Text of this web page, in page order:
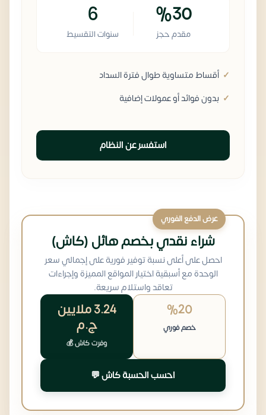
%30
مقدم حجز
6
سنوات التقسيط
أقساط متساوية طوال فترة السداد
بدون فوائد أو عمولات إضافية
استفسر عن النظام
عرض الدفع الفوري
شراء نقدي بخصم هائل (كاش)
احصل على أعلى نسبة توفير فورية على إجمالي سعر
الوحدة مع أسبقية اختيار المواقع المميزة وإجراءات
تعاقد واستلام سريعة.
%20
خصم فوري
3.24 ملايين
ج.م
وفرت كاش 💰
احسب الحسبة كاش 💬